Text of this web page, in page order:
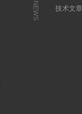
NEWS
技术文